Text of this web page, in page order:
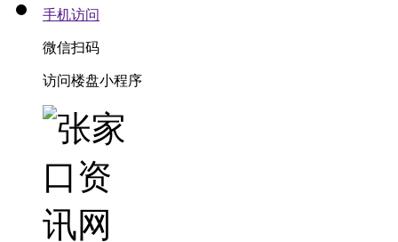
手机访问
微信扫码
访问楼盘小程序